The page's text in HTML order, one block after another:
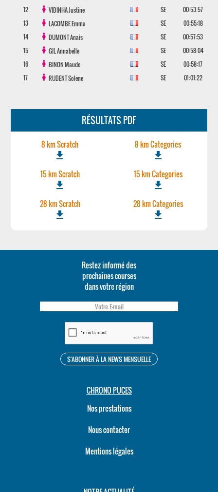
12
VIDINHAJustine SE
00:53:57
13
LACOMBEEmma SE
00:55:18
14
DUMONTAnais SE
00:57:53
15
GILAnnabelle SE
00:58:04
16
BINONMaude SE
00:58:17
17
RUDENTSolene SE 01:01:22
RÉSULTATS PDF
8 km Scratch
file_download
8 km Categories
file_download
15 km Scratch
file_download
15 km Categories
file_download
28 km Scratch
file_download
28 km Categories
file_download
Restez informé des
prochaines courses
dans votre région
CHRONO PUCES
Nos prestations
Nous contacter
Mentions légales